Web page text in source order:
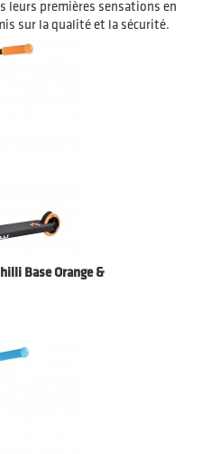
leurs premières sensations en
sur la qualité et la sécurité.
Base Orange &